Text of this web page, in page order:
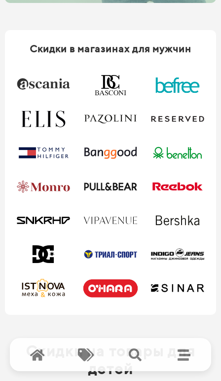
Скидки в магазинах для мужчин
Скидки на товары для
детей